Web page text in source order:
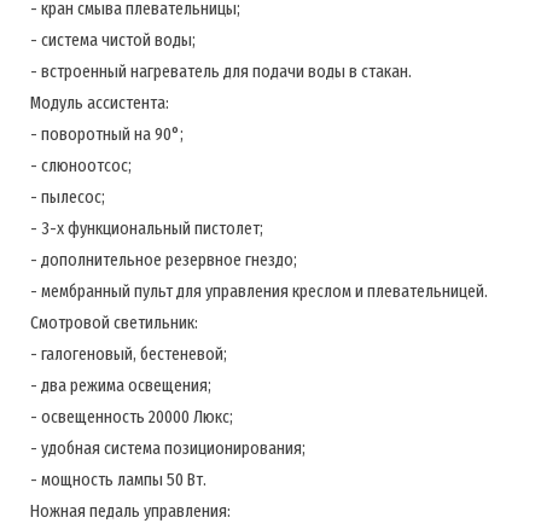
- кран смыва плевательницы;
- система чистой воды;
- встроенный нагреватель для подачи воды в стакан.
Модуль ассистента:
- поворотный на 90°;
- слюноотсос;
- пылесос;
- 3-х функциональный пистолет;
- дополнительное резервное гнездо;
- мембранный пульт для управления креслом и плевательницей.
Смотровой светильник:
- галогеновый, бестеневой;
- два режима освещения;
- освещенность 20000 Люкс;
- удобная система позиционирования;
- мощность лампы 50 Вт.
Ножная педаль управления: